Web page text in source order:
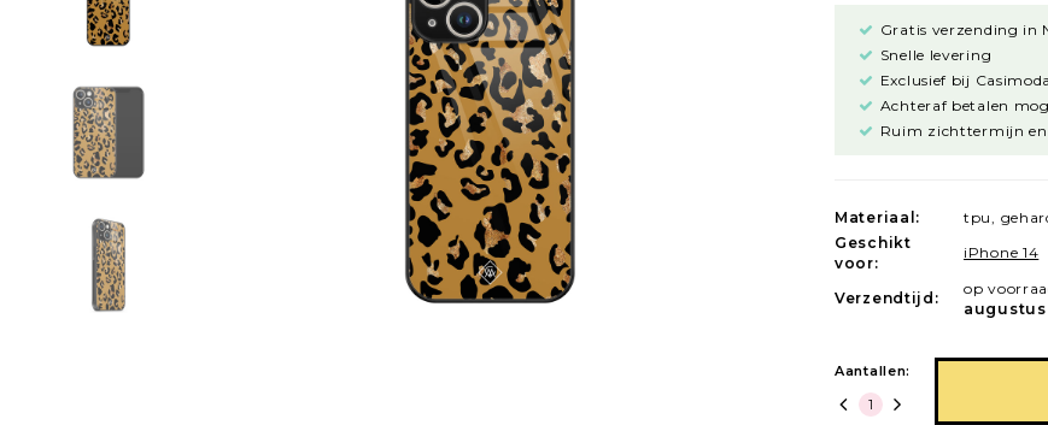
Gratis verzending in
Snelle levering
Exclusief bij
Achteraf betalen
Ruim zichttermijn
Materiaal:
tpu,
Geschikt
voor:
iPhone 14
Verzendtijd:
op
Aantallen: